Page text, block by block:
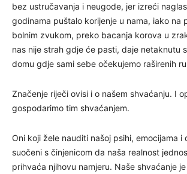
bez ustručavanja i neugode, jer izreći
godinama puštalo korijenje u nama, iako na
bolnim zvukom, preko bacanja korova u
nas nije strah gdje će pasti, daje netaknutu
domu gdje sami sebe očekujemo raširenih
Značenje riječi ovisi i o našem shvaćanju. I
gospodarimo tim shvaćanjem.
Oni koji žele nauditi našoj psihi, emocijama i
suočeni s činjenicom da naša realnost
prihvaća njihovu namjeru. Naše shvaćanje